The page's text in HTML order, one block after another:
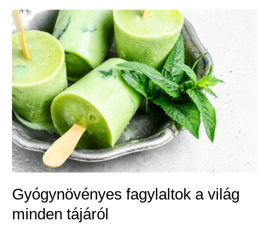
természetes
kezelések
Gyógynövényes fagylaltok a világ
minden tájáról